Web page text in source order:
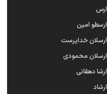
ارس
ارسطو امین
ارسلان خداپرست
ارسلان محمودی
ارشا دهقانی
ارشاد